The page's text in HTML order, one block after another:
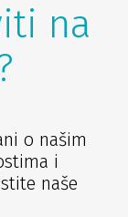
na
o našim
i
naše